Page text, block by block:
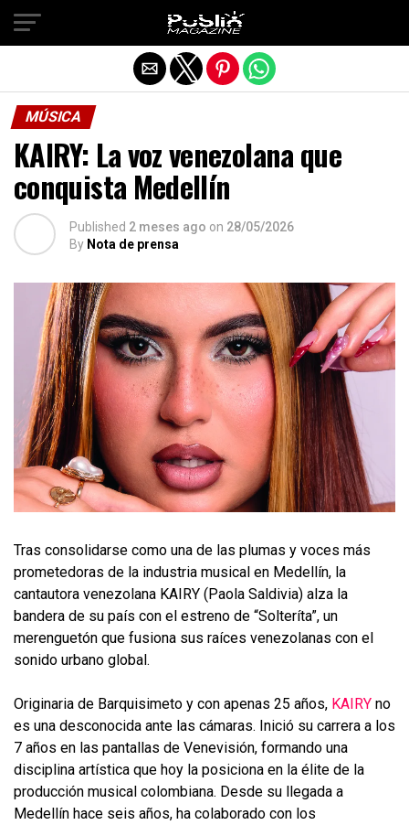
MÚSICA
KAIRY: La voz venezolana que
conquista Medellín
Published 2 meses ago on 28/05/2026
By Nota de prensa
Tras consolidarse como una de las plumas y voces más
prometedoras de la industria musical en Medellín, la
cantautora venezolana KAIRY (Paola Saldivia) alza la
bandera de su país con el estreno de “Solteríta”, un
merenguetón que fusiona sus raíces venezolanas con el
sonido urbano global.
Originaria de Barquisimeto y con apenas 25 años, KAIRY no
es una desconocida ante las cámaras. Inició su carrera a los
7 años en las pantallas de Venevisión, formando una
disciplina artística que hoy la posiciona en la élite de la
producción musical colombiana. Desde su llegada a
Medellín hace seis años, ha colaborado con los
Salir de la versión móvil